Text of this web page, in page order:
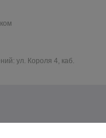
ул. Короля 4, каб.